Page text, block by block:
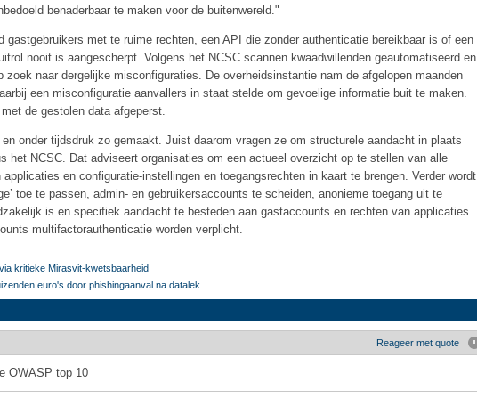
benaderbaar te maken voor de buitenwereld."
gastgebruikers met te ruime rechten, een API die zonder authenticatie bereikbaar is of een
nooit is aangescherpt. Volgens het NCSC scannen kwaadwillenden geautomatiseerd en
zoek naar dergelijke misconfiguraties. De overheidsinstantie nam de afgelopen maanden
een misconfiguratie aanvallers in staat stelde om gevoelige informatie buit te maken.
de gestolen data afgeperst.
onder tijdsdruk zo gemaakt. Juist daarom vragen ze om structurele aandacht in plaats
het NCSC. Dat adviseert organisaties om een actueel overzicht op te stellen van alle
en configuratie-instellingen en toegangsrechten in kaart te brengen. Verder wordt
toe te passen, admin- en gebruikersaccounts te scheiden, anonieme toegang uit te
is en specifiek aandacht te besteden aan gastaccounts en rechten van applicaties.
multifactorauthenticatie worden verplicht.
kritieke Mirasvit-kwetsbaarheid
euro's door phishingaanval na datalek
Reageer met quote
OWASP top 10